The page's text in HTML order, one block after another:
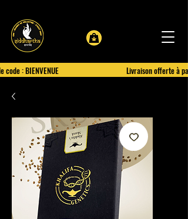
: BIENVENUE Livraison offerte à